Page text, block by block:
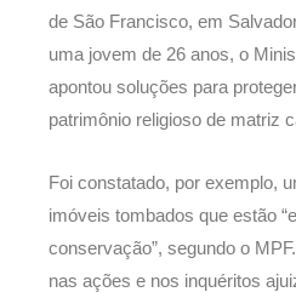
de São Francisco, em
uma jovem de 26 anos, o
apontou soluções para
patrimônio religioso de matriz
Foi constatado, por exemplo,
imóveis tombados que estão
conservação”, segundo o
nas ações e nos inquéritos